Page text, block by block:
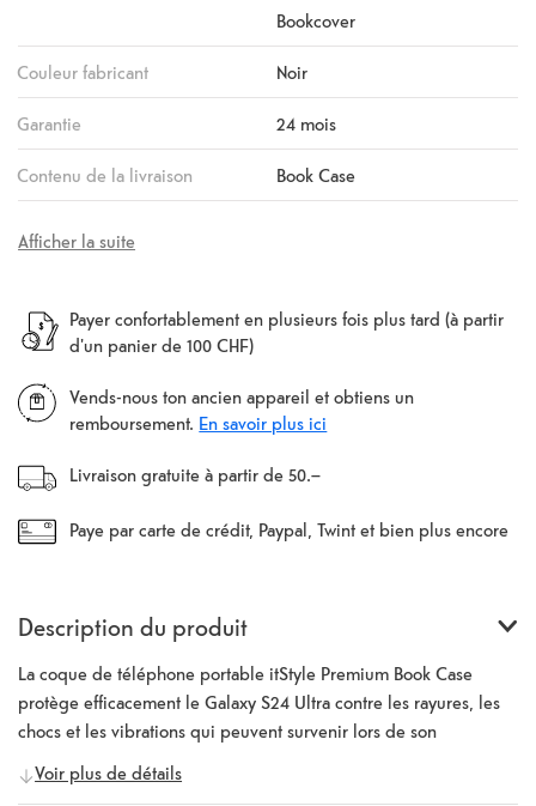
Bookcover
Couleur fabricant Noir
Garantie 24 mois
Contenu de la livraison Book Case
Afficher la suite
Payer confortablement en plusieurs fois plus tard (à partir
d'un panier de 100 CHF)
Vends-nous ton ancien appareil et obtiens un
remboursement. En savoir plus ici
Livraison gratuite à partir de 50.–
Paye par carte de crédit, Paypal, Twint et bien plus encore
Description du produit
La coque de téléphone portable itStyle Premium Book Case
protège efficacement le Galaxy S24 Ultra contre les rayures, les
chocs et les vibrations qui peuvent survenir lors de son
utilisation. La coque arrière en noir classique est fabriquée en
éco-cuir de qualité supérieure et offre une prise en main
Voir plus de détails